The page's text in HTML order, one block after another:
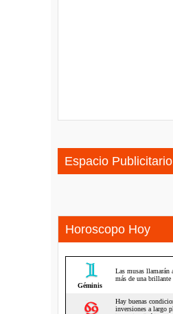
Espacio Publicitario
Horoscopo Hoy